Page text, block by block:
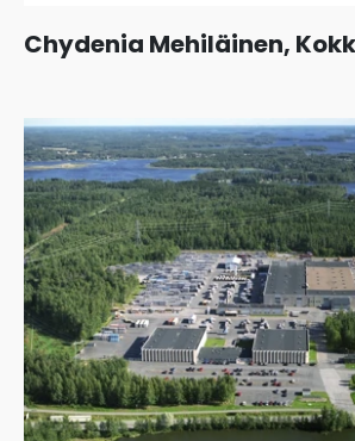
Chydenia Mehiläinen,